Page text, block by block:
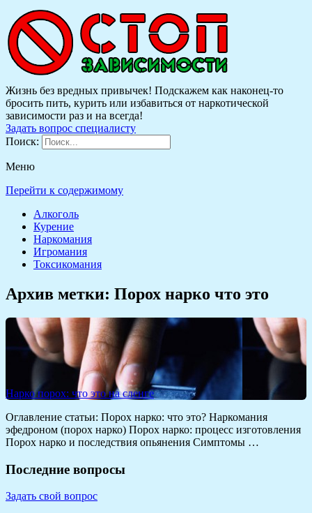
Жизнь без вредных привычек! Подскажем как наконец-то
бросить пить, курить или избавиться от наркотической
зависимости раз и на всегда!
Задать вопрос специалисту
Поиск:
Меню
Перейти к содержимому
Алкоголь
Курение
Наркомания
Игромания
Токсикомания
Архив метки: Порох нарко что это
Нарко порох: что это на сленге
Оглавление статьи: Порох нарко: что это? Наркомания
эфедроном (порох нарко) Порох нарко: процесс изготовления
Порох нарко и последствия опьянения Симптомы …
Последние вопросы
Задать свой вопрос